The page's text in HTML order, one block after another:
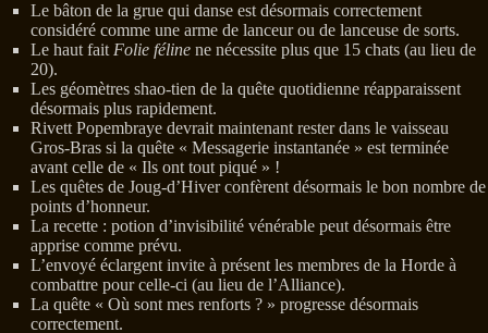
Le bâton de la grue qui danse est désormais correctement
considéré comme une arme de lanceur ou de lanceuse de sorts.
Le haut faitFolie féline ne nécessite plus que 15 chats (au lieu de
20).
Les géomètres shao-tien de la quête quotidienne réapparaissent
désormais plus rapidement.
Rivett Popembraye devrait maintenant rester dans le vaisseau
Gros-Bras si la quête « Messagerie instantanée » est terminée
avant celle de « Ils ont tout piqué » !
Les quêtes de Joug-d’Hiver confèrent désormais le bon nombre de
points d’honneur.
La recette : potion d’invisibilité vénérable peut désormais être
apprise comme prévu.
L’envoyé éclargent invite à présent les membres de la Horde à
combattre pour celle-ci (au lieu de l’Alliance).
La quête « Où sont mes renforts ? » progresse désormais
correctement.